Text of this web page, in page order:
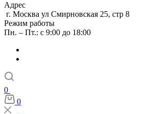
Адрес
г. Москва ул Смирновская 25, стр 8
Режим работы
Пн. – Пт.: с 9:00 до 18:00
0
0